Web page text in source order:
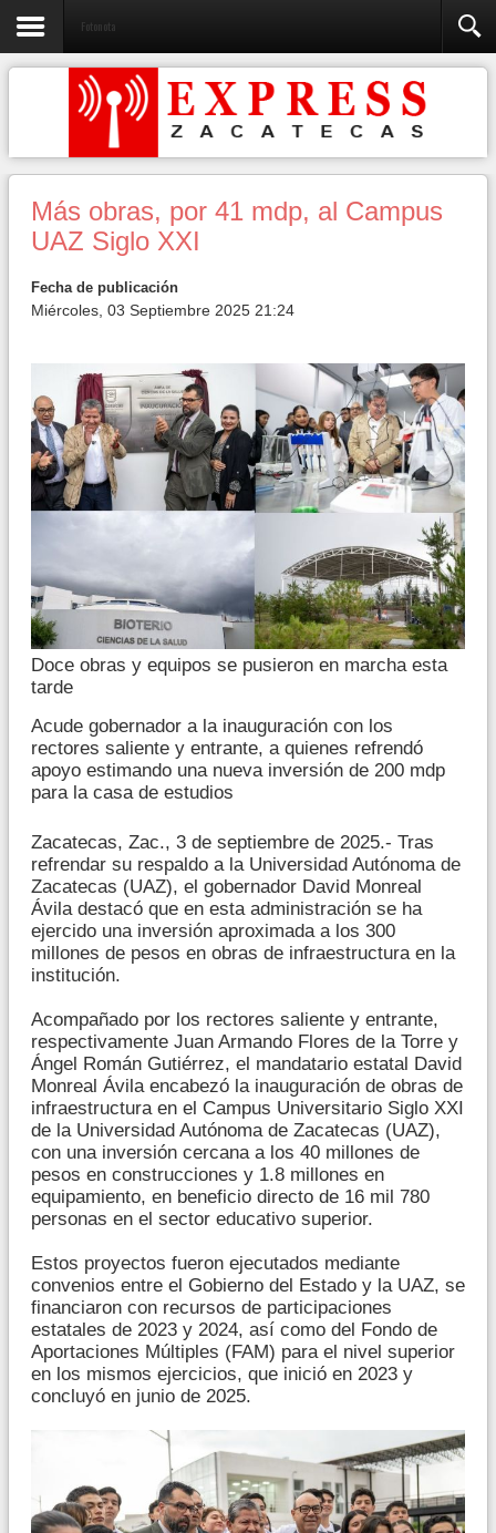
Fotonota
Más obras, por 41 mdp, al Campus
UAZ Siglo XXI
Fecha de publicación
Miércoles, 03 Septiembre 2025 21:24
Doce obras y equipos se pusieron en marcha esta
tarde
Acude gobernador a la inauguración con los
rectores saliente y entrante, a quienes refrendó
apoyo estimando una nueva inversión de 200 mdp
para la casa de estudios
Zacatecas, Zac., 3 de septiembre de 2025.- Tras
refrendar su respaldo a la Universidad Autónoma de
Zacatecas (UAZ), el gobernador David Monreal
Ávila destacó que en esta administración se ha
ejercido una inversión aproximada a los 300
millones de pesos en obras de infraestructura en la
institución.
Acompañado por los rectores saliente y entrante,
respectivamente Juan Armando Flores de la Torre y
Ángel Román Gutiérrez, el mandatario estatal David
Monreal Ávila encabezó la inauguración de obras de
infraestructura en el Campus Universitario Siglo XXI
de la Universidad Autónoma de Zacatecas (UAZ),
con una inversión cercana a los 40 millones de
pesos en construcciones y 1.8 millones en
equipamiento, en beneficio directo de 16 mil 780
personas en el sector educativo superior.
Estos proyectos fueron ejecutados mediante
convenios entre el Gobierno del Estado y la UAZ, se
financiaron con recursos de participaciones
estatales de 2023 y 2024, así como del Fondo de
Aportaciones Múltiples (FAM) para el nivel superior
en los mismos ejercicios, que inició en 2023 y
concluyó en junio de 2025.